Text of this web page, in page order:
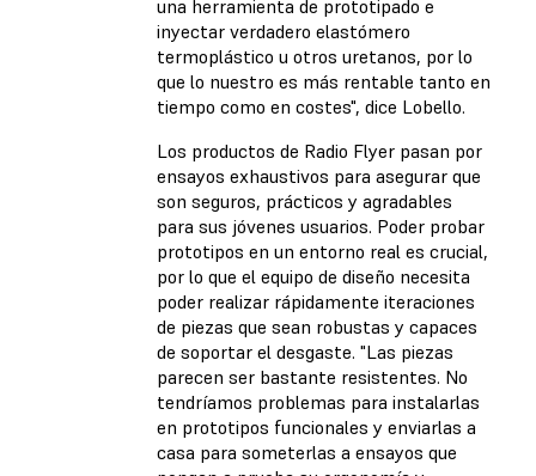
una herramienta de prototipado e
inyectar verdadero elastómero
termoplástico u otros uretanos, por lo
que lo nuestro es más rentable tanto en
tiempo como en costes", dice Lobello.
Los productos de Radio Flyer pasan por
ensayos exhaustivos para asegurar que
son seguros, prácticos y agradables
para sus jóvenes usuarios. Poder probar
prototipos en un entorno real es crucial,
por lo que el equipo de diseño necesita
poder realizar rápidamente iteraciones
de piezas que sean robustas y capaces
de soportar el desgaste. "Las piezas
parecen ser bastante resistentes. No
tendríamos problemas para instalarlas
en prototipos funcionales y enviarlas a
casa para someterlas a ensayos que